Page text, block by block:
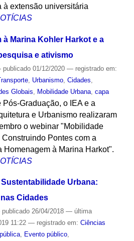
à extensão universitária
à Marina Kohler Harkot e a
e ativismo
publicado01/12/2020 — registrado em:
, Urbanismo, Cidades
Globais
Mobilidade Urbana, capa
Graduação, o IEA e a
e Urbanismo realizaram
o webinar "Mobilidade
Pontes com a
Homenagem à Marina Harkot".
Urbana:
Cidades
publicado26/04/2018 — última
11:22 — registrado em: Ciências
, Evento público,